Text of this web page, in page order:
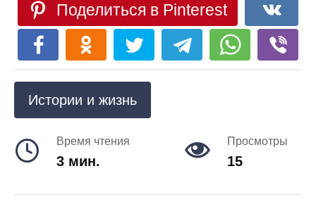
Поделиться в Pinterest
Истории и жизнь
Время чтения
3 мин.
Просмотры
15